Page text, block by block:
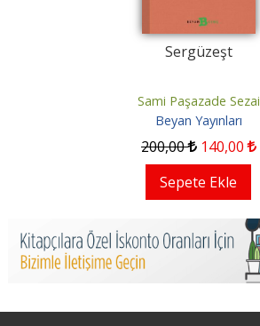
Sergüzeşt
Sami Paşazade Sezai
Beyan Yayınları
200,00 140,00
Sepete Ekle